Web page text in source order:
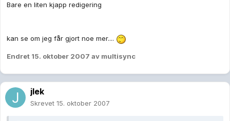
Bare en liten kjapp redigering
kan se om jeg får gjort noe mer....
Endret 15. oktober 2007 av multisync
jlek
Skrevet 15. oktober 2007